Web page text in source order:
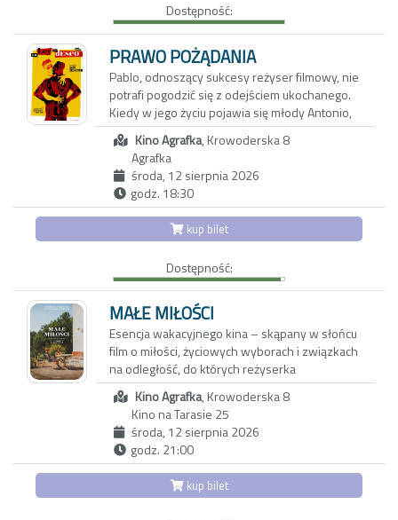
Japonię jej starsza córka Keiko. Wyznania
Etsuko pełne są luk, uników i przemilczeń;
każde wspomnienie może być zarówno
tropem prowadzącym do prawdy, jak i zasłoną
chroniącą przed bolesną pamięcią.
Dostępność:
PRAWO POŻĄDANIA
Pablo, odnoszący sukcesy reżyser filmowy, nie
potrafi pogodzić się z odejściem ukochanego.
Kiedy w jego życiu pojawia się młody Antonio,
fascynacja szybko przeradza się w obsesję. W
tym samym czasie Pablo próbuje
uporządkować skomplikowaną relację ze
swoją siostrą Tiną – aktorką samotnie
wychowującą córkę. Uczucia, które miały
przynosić ukojenie, prowadzą bohaterów
coraz bliżej zazdrości, przemocy i tragedii.
Kino Agrafka, Krowoderska 8
Agrafka
środa, 12 sierpnia 2026
godz. 18:30
kup bilet
Dostępność:
MAŁE MIŁOŚCI
Esencja wakacyjnego kina – skąpany w słońcu
film o miłości, życiowych wyborach i związkach
na odległość, do których reżyserka
przewrotnie zalicza także relacje dorosłych
dzieci ze starzejącymi się rodzicami. Z
lekkością, czułością i humorem opowiada o
wielkich emocjach. Zeskrobuje urazy jak starą
farbę ze ścian, a tęsknoty i fantazje puentuje
tanecznymi, popowymi piosenkami.
Kino Agrafka, Krowoderska 8
Kino na Tarasie 25
środa, 12 sierpnia 2026
godz. 21:00
kup bilet